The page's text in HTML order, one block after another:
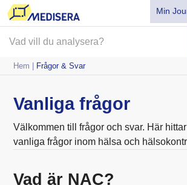
Min
Hem | Frågor & Svar
Vanliga frågor
Välkommen till frågor och svar. Här
vanliga frågor inom hälsa och
Vad är NAC?